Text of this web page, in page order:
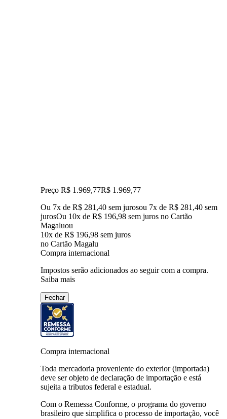
Preço R$ 1.969,77R$ 1.969,77
Ou 7x de R$ 281,40 sem jurosou 7x de R$ 281,40 sem
jurosOu 10x de R$ 196,98 sem juros no Cartão
Magaluou
10x de R$ 196,98 sem juros
no Cartão Magalu
Compra internacional
Impostos serão adicionados ao seguir com a compra.
Saiba mais
Fechar
Compra internacional
Toda mercadoria proveniente do exterior (importada)
deve ser objeto de declaração de importação e está
sujeita a tributos federal e estadual.
Com o Remessa Conforme, o programa do governo
brasileiro que simplifica o processo de importação, você